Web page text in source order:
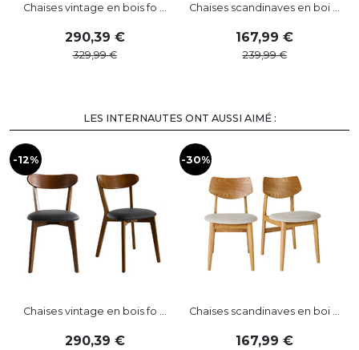
Chaises vintage en bois fo ...
290,39
329,99
Chaises scandinaves en boi ...
167,99
239,99
LES INTERNAUTES ONT AUSSI AIMÉ :
-12%
Chaises vintage en bois fo ...
290,39
-30%
Chaises scandinaves en boi ...
167,99